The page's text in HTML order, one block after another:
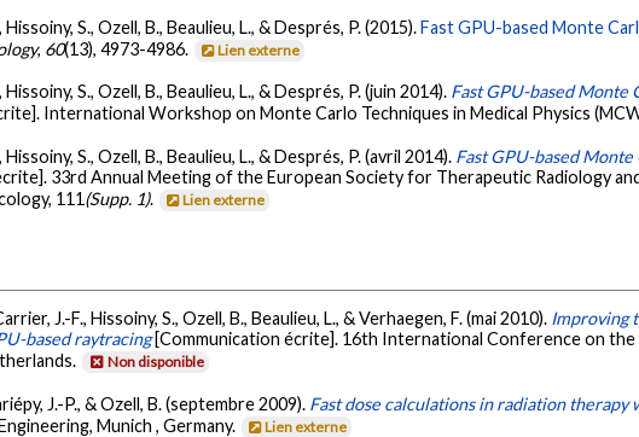
S., Ozell, B., Beaulieu, L., & Després, P. (2015).Fast GPU-based Monte
, 60(13), 4973-4986. Lien externe
S., Ozell, B., Beaulieu, L., & Després, P. (juin 2014). Fast GPU-based Monte
International Workshop on Monte Carlo Techniques in Medical Physics
S., Ozell, B., Beaulieu, L., & Després, P. (avril 2014). Fast GPU-based
33rd Annual Meeting of the European Society for Therapeutic Radiology
111(Supp. 1). Lien externe
J.-F., Hissoiny, S., Ozell, B., Beaulieu, L., & Verhaegen, F. (mai 2010). Improving
based raytracing [Communication écrite]. 16th International Conference on
Non disponible
J.-P., & Ozell, B. (septembre 2009). Fast dose calculations in radiation therapy
Munich , Germany.
Lien externe